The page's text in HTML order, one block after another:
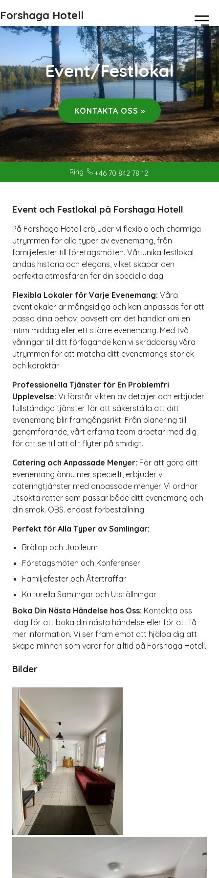
Forshaga Hotell
Event/Festlokal
KONTAKTA OSS »
Ring +46 70 842 78 12
Event och Festlokal på Forshaga Hotell
På Forshaga Hotell erbjuder vi flexibla och charmiga
utrymmen för alla typer av evenemang, från
familjefester till företagsmöten. Vår unika festlokal
andas historia och elegans, vilket skapar den
perfekta atmosfären för din speciella dag.
Flexibla Lokaler för Varje Evenemang: Våra
eventlokaler är mångsidiga och kan anpassas för att
passa dina behov, oavsett om det handlar om en
intim middag eller ett större evenemang. Med två
våningar till ditt förfogande kan vi skräddarsy våra
utrymmen för att matcha ditt evenemangs storlek
och karaktär.
Professionella Tjänster för En Problemfri
Upplevelse: Vi förstår vikten av detaljer och erbjuder
fullständiga tjänster för att säkerställa att ditt
evenemang blir framgångsrikt. Från planering till
genomförande, vårt erfarna team arbetar med dig
för att se till att allt flyter på smidigt.
Catering och Anpassade Menyer: För att göra ditt
evenemang ännu mer speciellt, erbjuder vi
cateringtjänster med anpassade menyer. Vi ordnar
utsökta rätter som passar både ditt evenemang och
din smak. OBS. endast förbeställning.
Perfekt för Alla Typer av Samlingar:
Bröllop och Jubileum
Företagsmöten och Konferenser
Familjefester och Återträffar
Kulturella Samlingar och Utställningar
Boka Din Nästa Händelse hos Oss: Kontakta oss
idag för att boka din nästa händelse eller för att få
mer information. Vi ser fram emot att hjälpa dig att
skapa minnen som varar för alltid på Forshaga Hotell.
Bilder